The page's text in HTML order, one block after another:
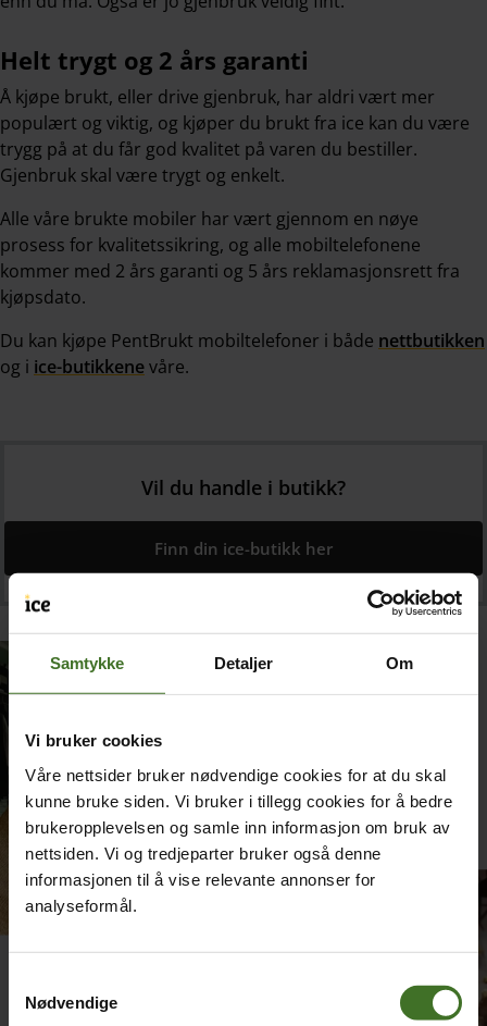
Samtykke Detaljer Om
Vi bruker cookies
Våre nettsider bruker nødvendige cookies for at du skal
kunne bruke siden. Vi bruker i tillegg cookies for å bedre
brukeropplevelsen og samle inn informasjon om bruk av
nettsiden. Vi og tredjeparter bruker også denne
informasjonen til å vise relevante annonser for
analyseformål.
Nødvendige
Helt trygt og 2 års garanti
Å kjøpe brukt, eller drive gjenbruk, har aldri vært mer
populært og viktig, og kjøper du brukt fra ice kan du være
trygg på at du får god kvalitet på varen du bestiller.
Gjenbruk skal være trygt og enkelt.
Alle våre brukte mobiler har vært gjennom en nøye
prosess for kvalitetssikring, og alle mobiltelefonene
kommer med 2 års garanti og 5 års reklamasjonsrett fra
kjøpsdato.
Du kan kjøpe PentBrukt mobiltelefoner i både nettbutikken
og i ice-butikkenevåre.
Vil du handle i butikk?
Finn din ice-butikk her